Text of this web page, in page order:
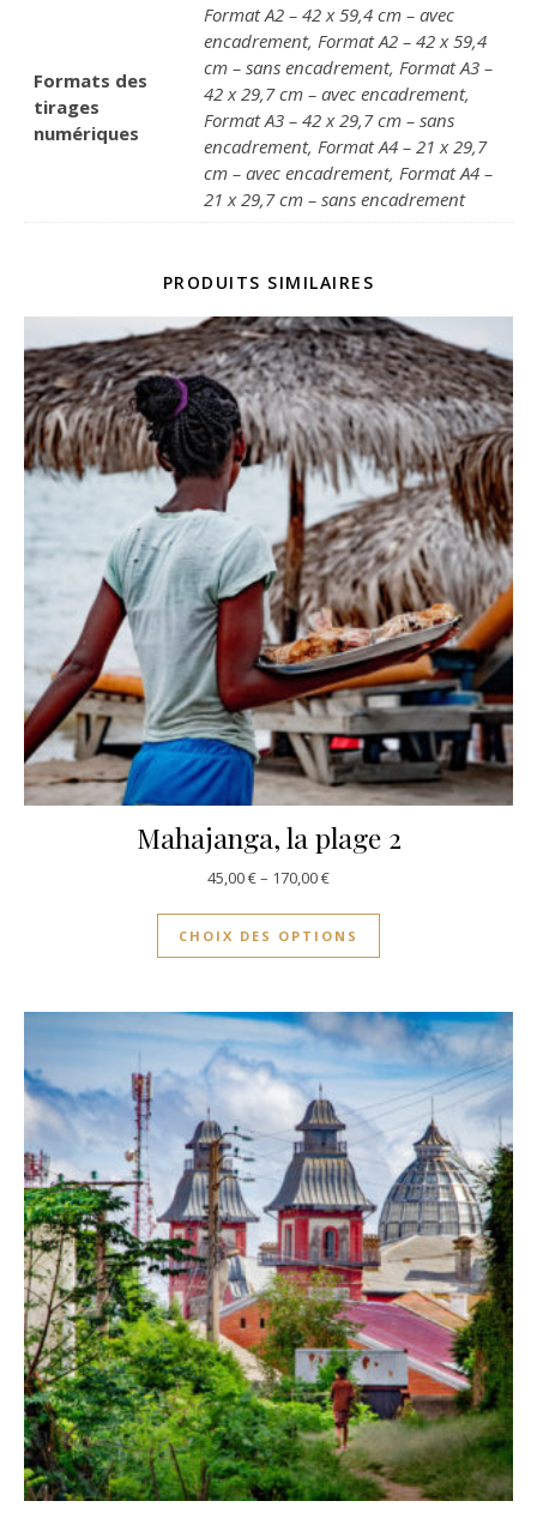
Formats des
tirages
numériques
Format A2 – 42 x 59,4 cm – avec
encadrement, Format A2 – 42 x 59,4
cm – sans encadrement, Format A3 –
42 x 29,7 cm – avec encadrement,
Format A3 – 42 x 29,7 cm – sans
encadrement, Format A4 – 21 x 29,7
cm – avec encadrement, Format A4 –
21 x 29,7 cm – sans encadrement
PRODUITS SIMILAIRES
Mahajanga, la plage 2
45,00€– 170,00€
CHOIX DES OPTIONS